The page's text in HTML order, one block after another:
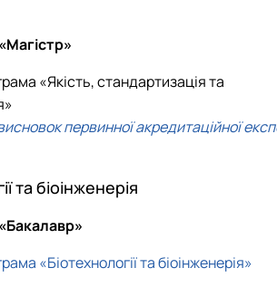
«Якість, стандартизація та
первинної акредитаційної
та біоінженерія
«Біотехнології та біоінженерія»